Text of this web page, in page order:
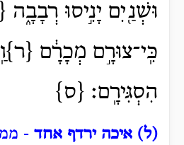
וּשְׁנַ֖יִם יָנִ֣יסוּ
כִּֽי־צוּרָ֣ם מְכָרָ֔ם
הִסְגִּירָֽם׃ {ס}
(ל) איכה ירדף אחד -